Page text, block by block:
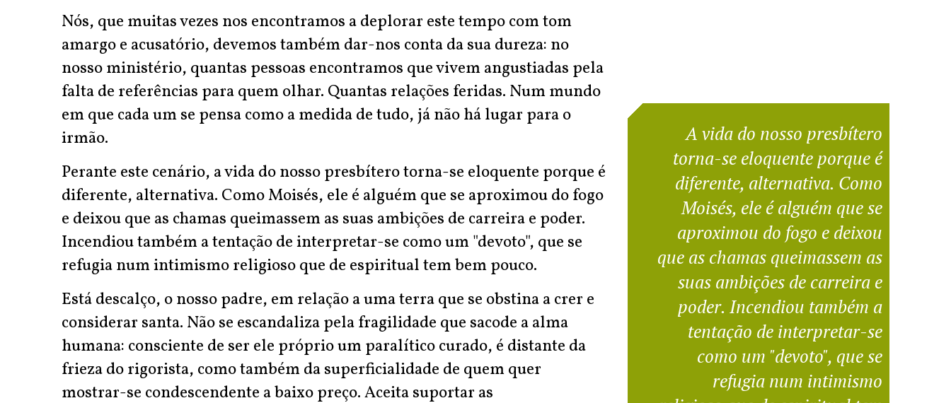
Nós, que muitas vezes nos encontramos a deplorar este tempo com tom
amargo e acusatório, devemos também dar-nos conta da sua dureza: no
nosso ministério, quantas pessoas encontramos que vivem angustiadas pela
falta de referências para quem olhar. Quantas relações feridas. Num mundo
em que cada um se pensa como a medida de tudo, já não há lugar para o
irmão.
Perante este cenário, a vida do nosso presbítero torna-se eloquente porque é
diferente, alternativa. Como Moisés, ele é alguém que se aproximou do fogo
e deixou que as chamas queimassem as suas ambições de carreira e poder.
Incendiou também a tentação de interpretar-se como um "devoto", que se
refugia num intimismo religioso que de espiritual tem bem pouco.
Está descalço, o nosso padre, em relação a uma terra que se obstina a crer e
considerar santa. Não se escandaliza pela fragilidade que sacode a alma
humana: consciente de ser ele próprio um paralítico curado, é distante da
frieza do rigorista, como também da superficialidade de quem quer
mostrar-se condescendente a baixo preço. Aceita suportar as
A vida do nosso presbítero
torna-se eloquente porque é
diferente, alternativa. Como
Moisés, ele é alguém que se
aproximou do fogo e deixou
que as chamas queimassem as
suas ambições de carreira e
poder. Incendiou também a
tentação de interpretar-se
como um "devoto", que se
refugia num intimismo